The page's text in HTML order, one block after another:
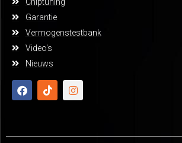
Chiptuning
Garantie
Vermogenstestbank
Video's
Nieuws